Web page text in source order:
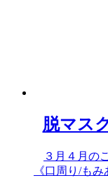
脱マス
３月４月の
《口周り/も